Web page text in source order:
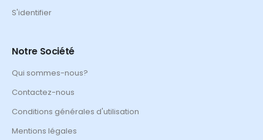
S'identifier
Notre Société
Qui sommes-nous?
Contactez-nous
Conditions générales d'utilisation
Mentions légales